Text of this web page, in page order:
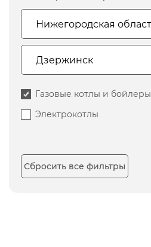
Газовые котлы и бойлеры
Электрокотлы
Сбросить все фильтры